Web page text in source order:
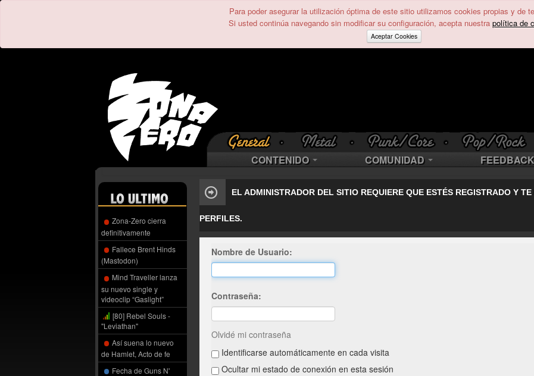
Para poder asegurar la utilización óptima de este sitio utilizamos cookies propias y de
Si usted continúa navegando sin modificar su configuración, acepta nuestra política de
Aceptar Cookies
CONTENIDO COMUNIDAD FEEDBACK
Zona-Zero cierra
definitivamente
Fallece Brent Hinds
(Mastodon)
Mind Traveller lanza
su nuevo single y
videoclip “Gaslight”
[80] Rebel Souls -
"Leviathan"
Así suena lo nuevo
de Hamlet, Acto de fe
Fecha de Guns N'
EL ADMINISTRADOR DEL SITIO REQUIERE QUE ESTÉS REGISTRADO Y
PERFILES.
Nombre de Usuario:
Contraseña:
Olvidé mi contraseña
Identificarse automáticamente en cada visita
Ocultar mi estado de conexión en esta sesión